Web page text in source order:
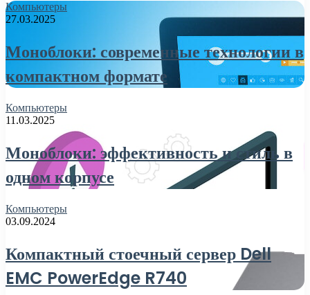
Компьютеры
27.03.2025
Моноблоки: современные технологии в
компактном формате
Компьютеры
11.03.2025
Моноблоки: эффективность и стиль в
одном корпусе
Компьютеры
03.09.2024
Компактный стоечный сервер Dell
EMC PowerEdge R740